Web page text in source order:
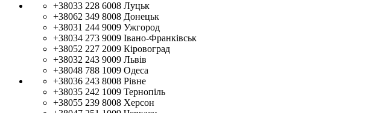
+38033 228 6008 Луцьк
+38062 349 8008 Донецьк
+38031 244 9009 Ужгород
+38034 273 9009 Івано-Франківськ
+38052 227 2009 Кіровоград
+38032 243 9009 Львів
+38048 788 1009 Одеса
+38036 243 8008 Рівне
+38035 242 1009 Тернопіль
+38055 239 8008 Херсон